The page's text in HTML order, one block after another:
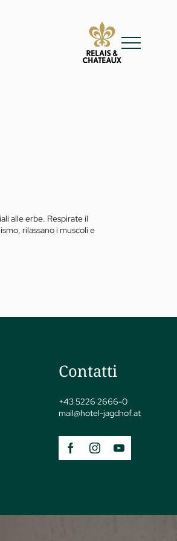
alle erbe. Respirate il
rilassano i muscoli e
Contatti
+43 5226 2666-0
mail@hotel-jagdhof.at